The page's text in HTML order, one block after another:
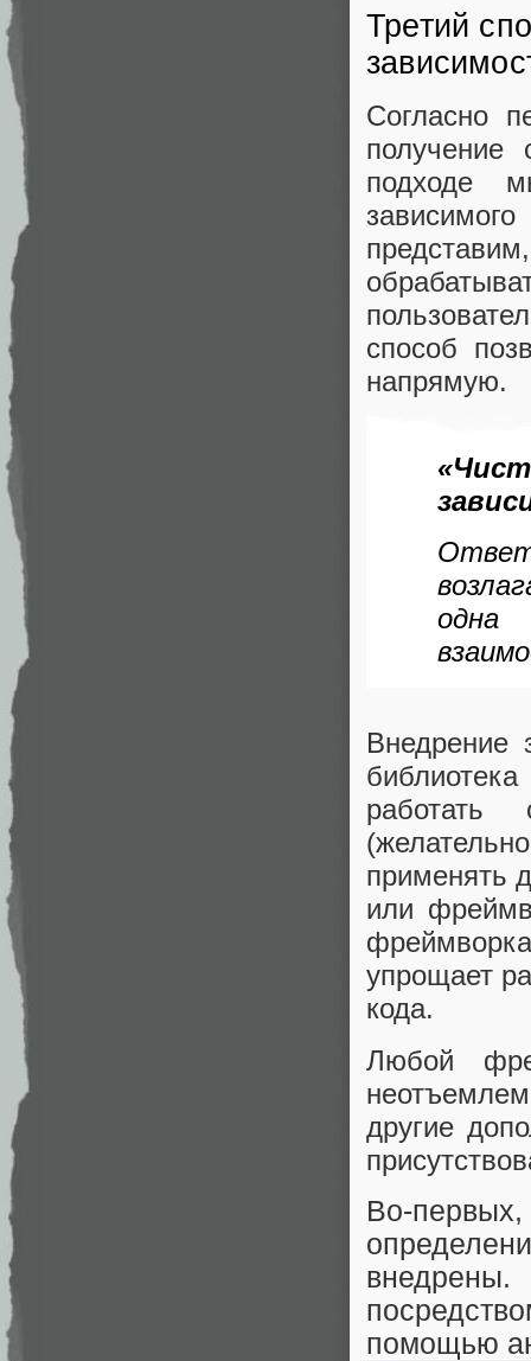
Третий
Согласно
получение
подходе
способ
напрямую.
одна
Внедрение
работать
применять
или
упрощает
кода.
Любой
другие
Во-
помощью